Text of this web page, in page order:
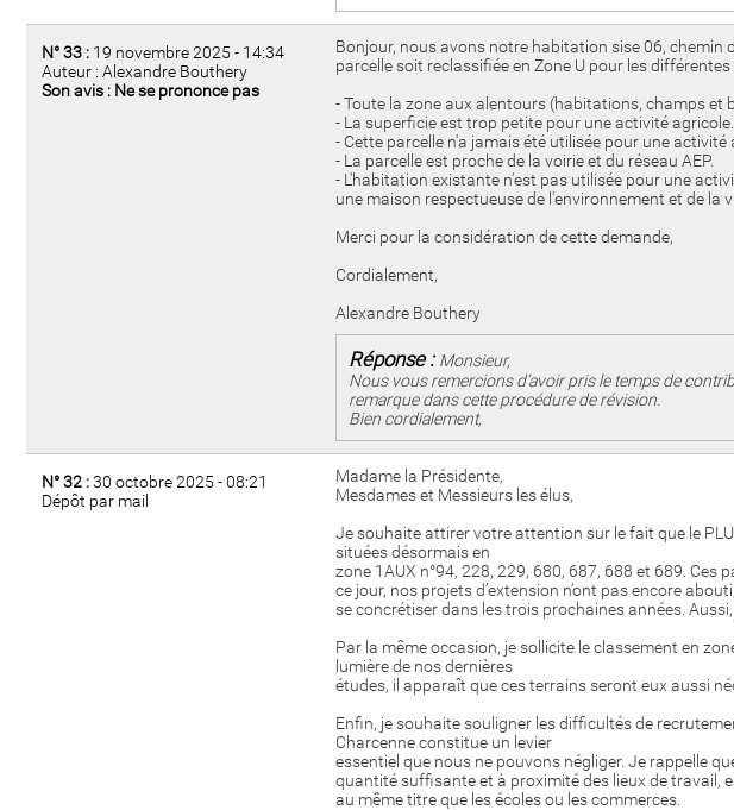
N° 33 : 19 novembre 2025 - 14:34
Auteur : Alexandre Bouthery
Son avis : Ne se prononce pas
Bonjour, nous avons notre habitation sise 06, chemin
parcelle soit reclassifiée en Zone U pour les
- Toute la zone aux alentours (habitations, champs et
- La superficie est trop petite pour une activité agricole.
- Cette parcelle n'a jamais été utilisée pour une activité
- La parcelle est proche de la voirie et du réseau AEP.
- L'habitation existante n'est pas utilisée pour une
une maison respectueuse de l'environnement et de la
Merci pour la considération de cette demande,
Cordialement,
Alexandre Bouthery
Réponse :Monsieur,
Nous vous remercions d’avoir pris le temps de
remarque dans cette procédure de révision.
Bien cordialement,
N° 32 :30 octobre 2025 - 08:21
Dépôt par mail
Madame la Présidente,
Mesdames et Messieurs les élus,
Je souhaite attirer votre attention sur le fait que le
situées désormais en
zone 1AUX n°94, 228, 229, 680, 687, 688 et 689. Ces
ce jour, nos projets d’extension n’ont pas encore
se concrétiser dans les trois prochaines années.
Par la même occasion, je sollicite le classement en
lumière de nos dernières
études, il apparaît que ces terrains seront eux aussi
Enfin, je souhaite souligner les difficultés de
Charcenne constitue un levier
essentiel que nous ne pouvons négliger. Je rappelle
quantité suffisante et à proximité des lieux de travail,
au même titre que les écoles ou les commerces.